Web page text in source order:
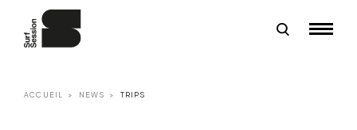
ACCUEIL NEWS TRIPS